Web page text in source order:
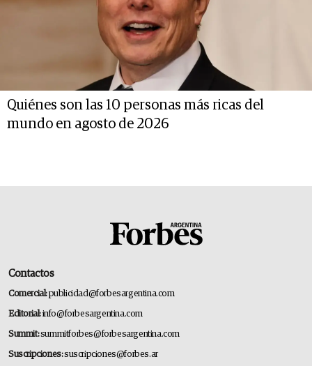
Quiénes son las 10 personas más ricas del
mundo en agosto de 2026
Contactos
Comercial:publicidad@forbesargentina.com
Editorial:info@forbesargentina.com
Summit:summitforbes@forbesargentina.com
Suscripciones:suscripciones@forbes.ar